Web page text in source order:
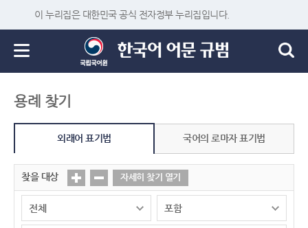
이 누리집은 대한민국 공식 전자정부 누리집입니다.
용례 찾기
외래어 표기법 국어의 로마자 표기법
찾을 대상 자세히 찾기 열기